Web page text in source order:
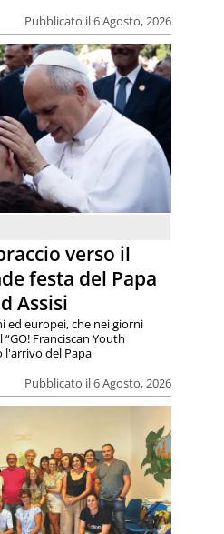
Pubblicato il 6 Agosto, 2026
verso il
festa del Papa
Assisi
Pubblicato il 6 Agosto, 2026
ed europei, che nei giorni
Franciscan Youth
l'arrivo del Papa